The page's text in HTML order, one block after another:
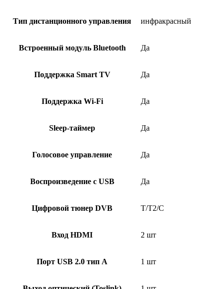
Тип дистанционного управления инфракрасный
Встроенный модуль Bluetooth Да
Поддержка Smart TV Да
Поддержка Wi-Fi Да
Sleep-таймер Да
Голосовое управление Да
Воспроизведение с USB Да
Цифровой тюнер DVB T/T2/C
Вход HDMI 2 шт
Порт USB 2.0 тип A 1 шт